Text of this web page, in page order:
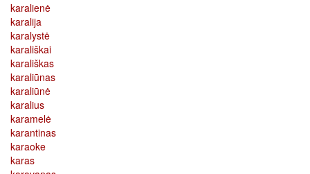
karalienė
karalija
karalystė
karališkai
karališkas
karaliūnas
karaliūnė
karalius
karamelė
karantinas
karaoke
karas